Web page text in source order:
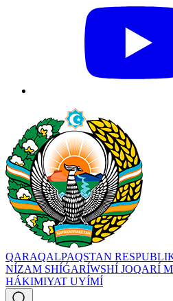
QARAQALPAQSTAN
NÍZAM SHÍǴARÍWSHÍ JOQARÍ
HÁKIMIYAT UYÍMÍ